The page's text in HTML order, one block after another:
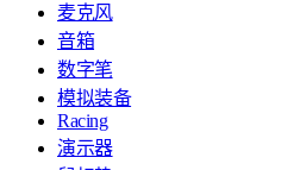
麦克风
音箱
数字笔
模拟装备
Racing
演示器